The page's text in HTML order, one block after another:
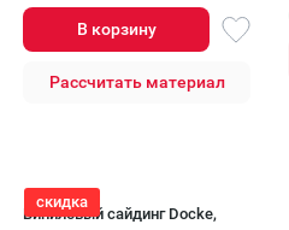
В корзину
Рассчитать материал
скидка
Виниловый сайдинг Docke,